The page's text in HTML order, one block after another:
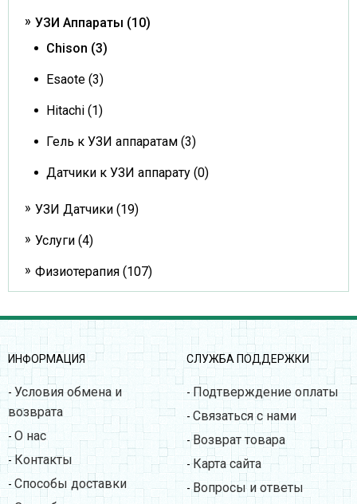
УЗИ Аппараты (10)
Chison (3)
Esaote (3)
Hitachi (1)
Гель к УЗИ аппаратам (3)
Датчики к УЗИ аппарату (0)
УЗИ Датчики (19)
Услуги (4)
Физиотерапия (107)
ИНФОРМАЦИЯ
- Условия обмена и
возврата
- О нас
-Контакты
- Способы доставки
СЛУЖБА ПОДДЕРЖКИ
-Подтверждение оплаты
- Связаться с нами
-Возврат товара
-Карта сайта
-Вопросы и ответы